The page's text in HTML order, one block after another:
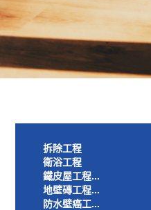
拆除工程
衛浴工程
鐵皮屋工程...
地壁磚工程...
防水壁癌工...